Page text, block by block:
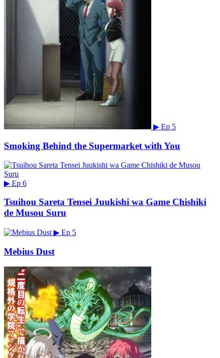
▶ Ep 5
Smoking Behind the Supermarket with You
▶ Ep 6
Tsuihou Sareta Tensei Juukishi wa Game Chishiki
de Musou Suru
▶ Ep 5
Mebius Dust